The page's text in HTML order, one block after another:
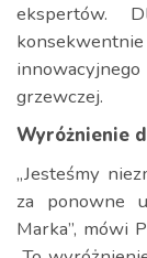
ekspertów.
grzewczej.
Wyróżnienie
„Jesteśmy
za ponowne
Marka”, mówi